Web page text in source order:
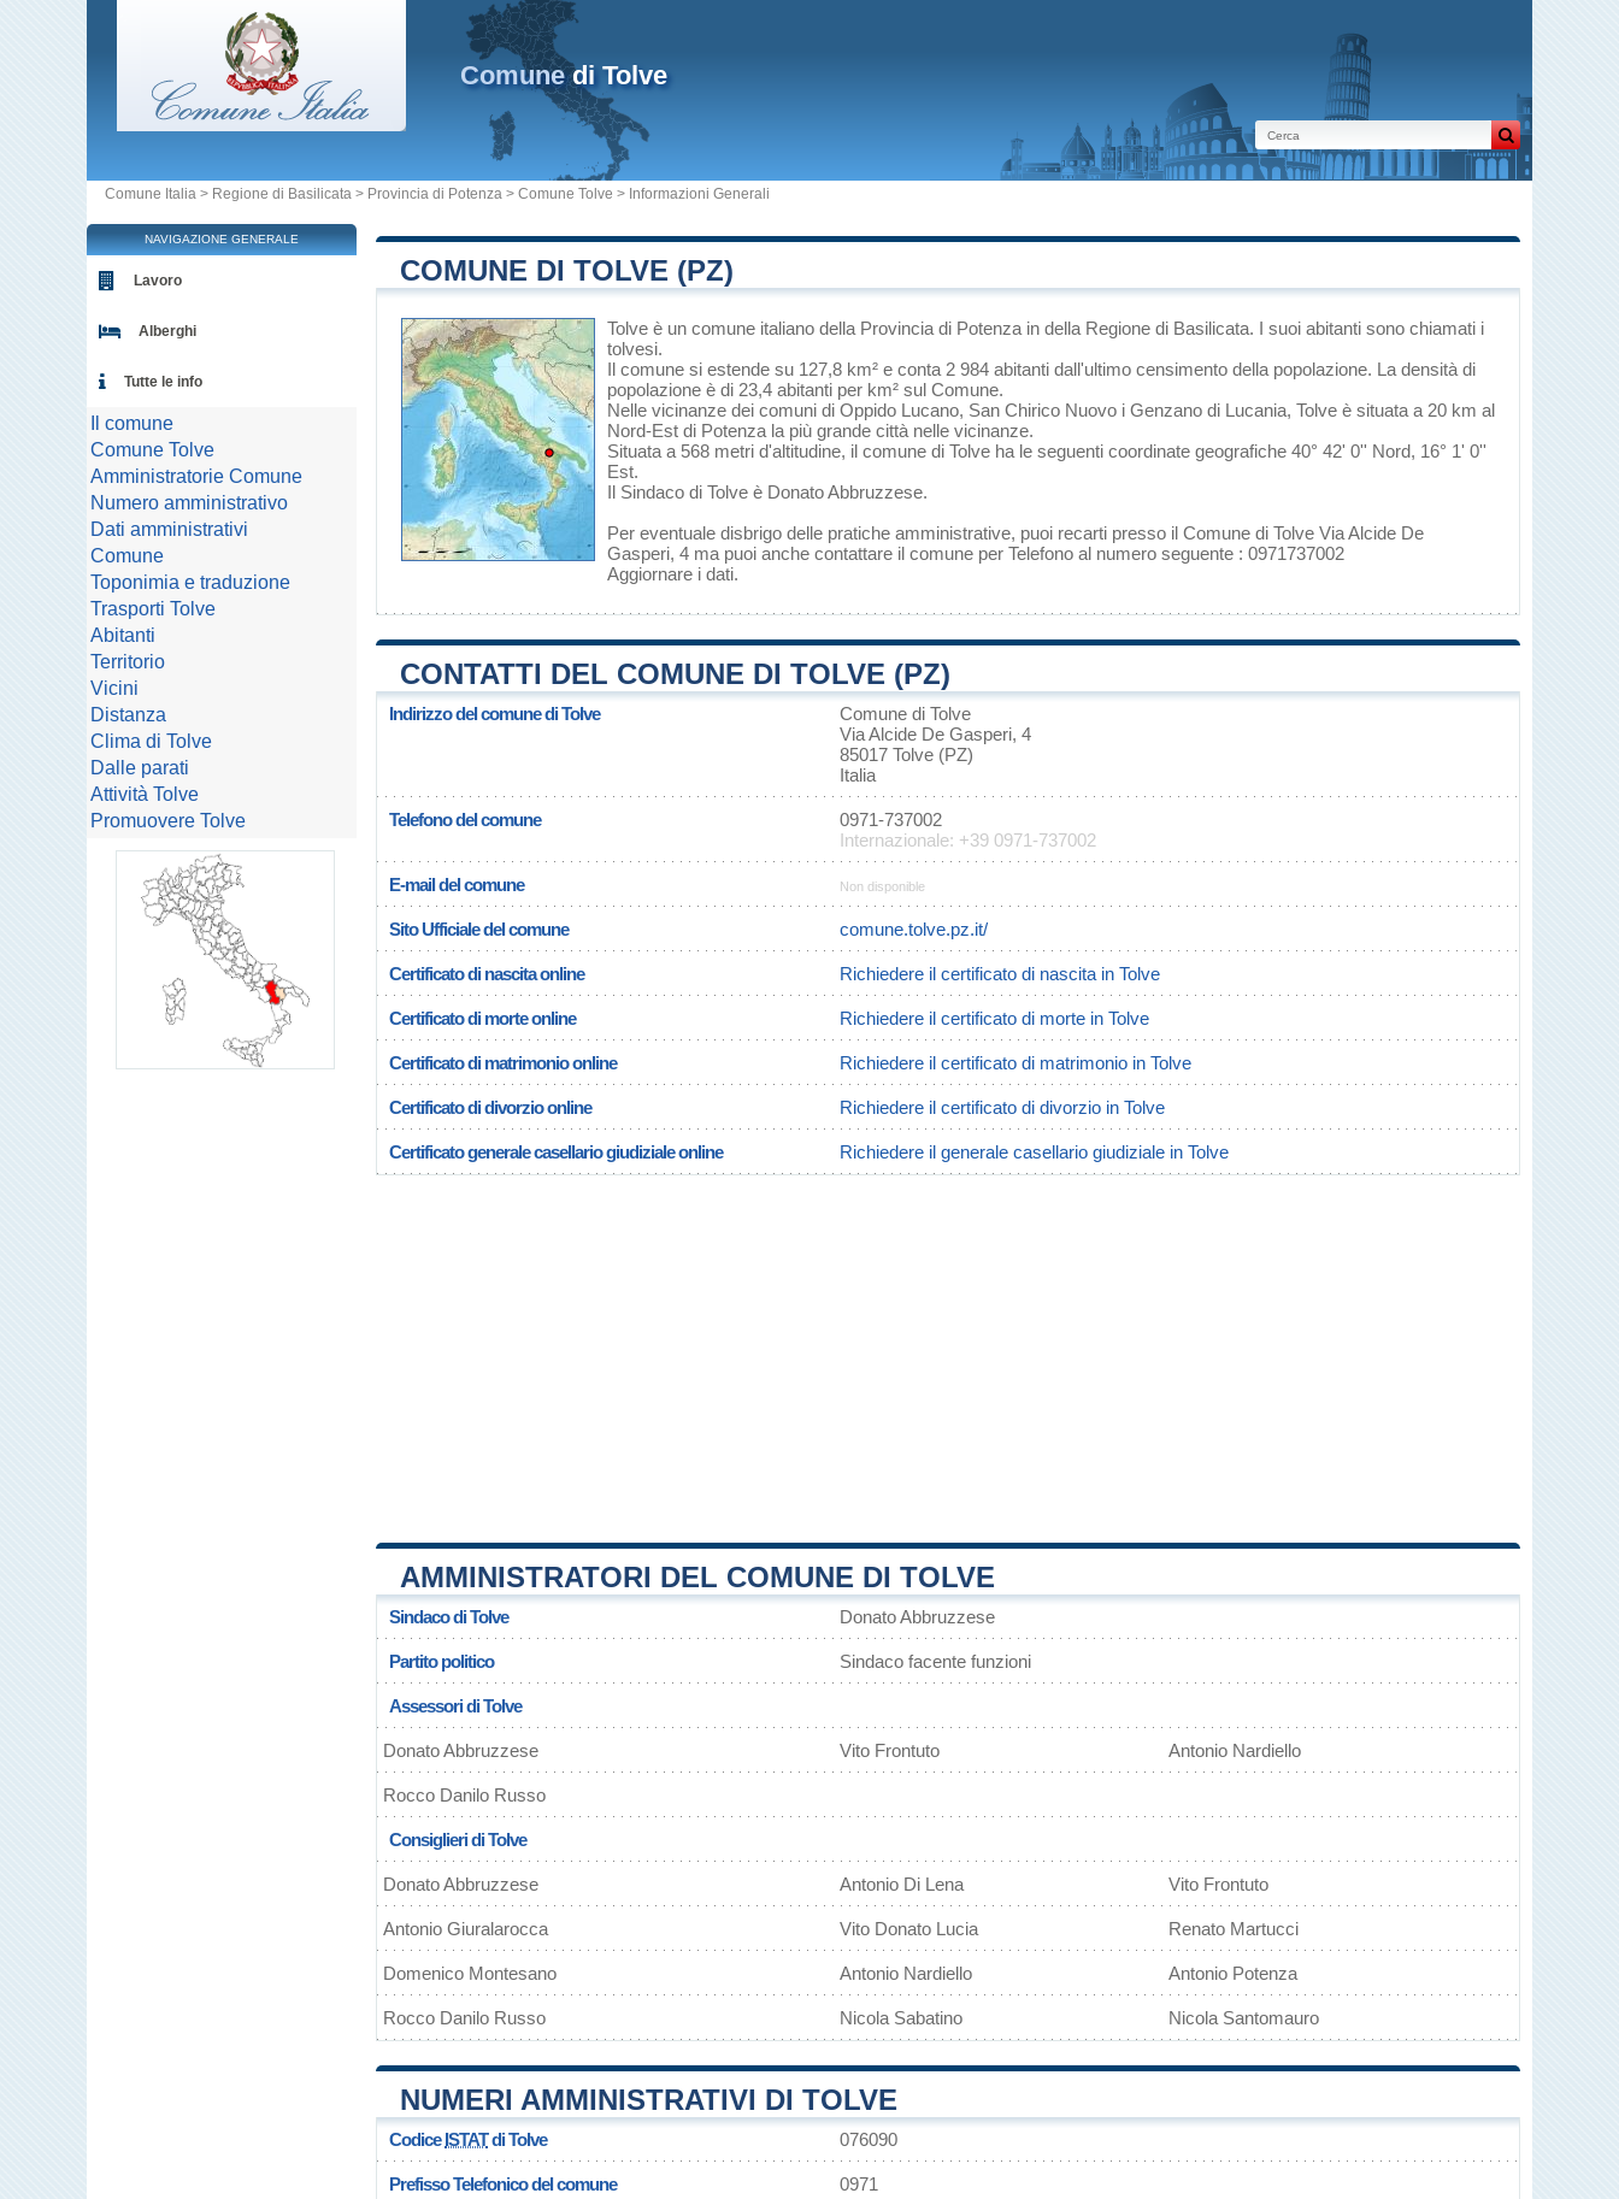
Comunedi Tolve
Comune Italia > Regione di Basilicata > Provincia di Potenza > Comune Tolve > Informazioni Generali
COMUNE DI TOLVE (PZ)
Tolve è un comune italiano della Provincia di Potenza in della Regione di Basilicata. I suoi abitanti sono chiamati i
tolvesi.
Il comune si estende su 127,8 km² e conta 2 984 abitanti dall'ultimo censimento della popolazione. La densità di
popolazione è di 23,4 abitanti per km² sul Comune.
Nelle vicinanze dei comuni di Oppido Lucano, San Chirico Nuovo i Genzano di Lucania, Tolve è situata a 20 km al
Nord-Est di Potenza la più grande città nelle vicinanze.
Situata a 568 metri d'altitudine, il comune di Tolve ha le seguenti coordinate geografiche 40° 42' 0'' Nord, 16° 1' 0''
Est.
Il Sindaco di Tolve è Donato Abbruzzese.
Per eventuale disbrigo delle pratiche amministrative, puoi recarti presso il Comune di Tolve Via Alcide De
Gasperi, 4 ma puoi anche contattare il comune per Telefono al numero seguente : 0971737002
Aggiornare i dati.
CONTATTI DEL COMUNE DI TOLVE (PZ)
Indirizzo del comune di Tolve
Comune di Tolve
Via Alcide De Gasperi, 4
85017 Tolve (PZ)
Italia
Telefono del comune
0971-737002
Internazionale: +39 0971-737002
E-mail del comune Non disponible
Sito Ufficiale del comune comune.tolve.pz.it/
Certificato di nascita online Richiedere il certificato di nascita in Tolve
Certificato di morte online Richiedere il certificato di morte in Tolve
Certificato di matrimonio online Richiedere il certificato di matrimonio in Tolve
Certificato di divorzio online Richiedere il certificato di divorzio in Tolve
Certificato generale casellario giudiziale online Richiedere il generale casellario giudiziale in Tolve
AMMINISTRATORI DEL COMUNE DI TOLVE
Sindaco di Tolve Donato Abbruzzese
Partito politico Sindaco facente funzioni
Assessori di Tolve
Donato Abbruzzese Vito Frontuto Antonio Nardiello
Rocco Danilo Russo
Consiglieri di Tolve
Donato Abbruzzese Antonio Di Lena Vito Frontuto
Antonio Giuralarocca Vito Donato Lucia Renato Martucci
Domenico Montesano Antonio Nardiello Antonio Potenza
Rocco Danilo Russo Nicola Sabatino Nicola Santomauro
NUMERI AMMINISTRATIVI DI TOLVE
CodiceISTATdi Tolve 076090
Prefisso Telefonico del comune 0971
NAVIGAZIONE GENERALE
Lavoro
Alberghi
Tutte le info
Il comune
Comune Tolve
Amministratorie Comune
Numero amministrativo
Dati amministrativi
Comune
Toponimia e traduzione
Trasporti Tolve
Abitanti
Territorio
Vicini
Distanza
Clima di Tolve
Dalle parati
Attività Tolve
Promuovere Tolve